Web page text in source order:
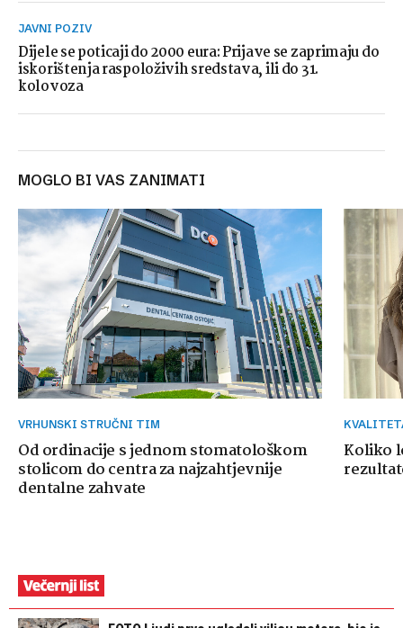
JAVNI POZIV
Dijele se poticaji do 2000 eura: Prijave se zaprimaju do
iskorištenja raspoloživih sredstava, ili do 31.
kolovoza
MOGLO BI VAS ZANIMATI
VRHUNSKI STRUČNI TIM
Od ordinacije s jednom stomatološkom
stolicom do centra za najzahtjevnije
dentalne zahvate
Koliko